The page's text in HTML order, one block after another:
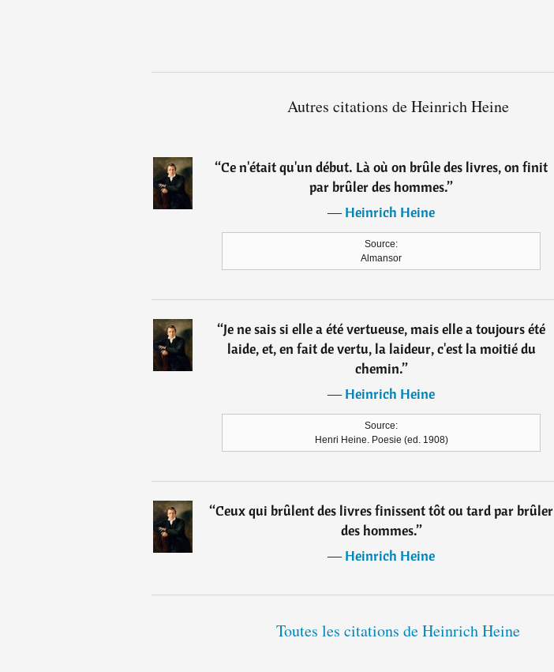
Autres citations de Heinrich Heine
“Ce n'était qu'un début. Là où on brûle des livres, on finit
par brûler des hommes.”
―Heinrich Heine
Source:
Almansor
“Je ne sais si elle a été vertueuse, mais elle a toujours été
laide, et, en fait de vertu, la laideur, c'est la moitié du
chemin.”
―Heinrich Heine
Source:
Henri Heine. Poesie (ed. 1908)
“Ceux qui brûlent des livres finissent tôt ou tard par brûler
des hommes.”
―Heinrich Heine
Toutes les citations de Heinrich Heine